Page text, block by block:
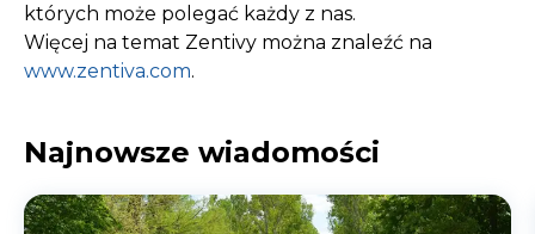
których może polegać każdy z nas.
Więcej na temat Zentivy można znaleźć na
www.zentiva.com.
Najnowsze wiadomości